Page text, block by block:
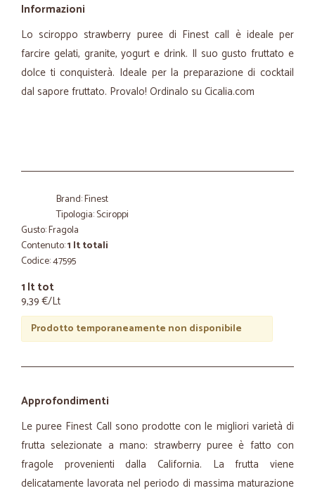
Informazioni
Lo sciroppo strawberry puree di Finest call è ideale per
farcire gelati, granite, yogurt e drink. Il suo gusto fruttato e
dolce ti conquisterà. Ideale per la preparazione di cocktail
dal sapore fruttato. Provalo! Ordinalo su Cicalia.com
Brand: Finest
Tipologia: Sciroppi
Gusto: Fragola
Contenuto:1 lt totali
Codice: 47595
1 lt tot
9,39 €/Lt
Prodotto temporaneamente non disponibile
Approfondimenti
Le puree Finest Call sono prodotte con le migliori varietà di
frutta selezionate a mano: strawberry puree è fatto con
fragole provenienti dalla California. La frutta viene
delicatamente lavorata nel periodo di massima maturazione